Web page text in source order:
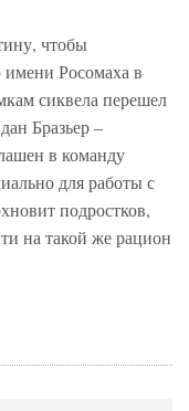
чтобы
Росомаха в
сиквела перешел
Бразьер –
в команду
для работы с
подростков,
на такой же рацион